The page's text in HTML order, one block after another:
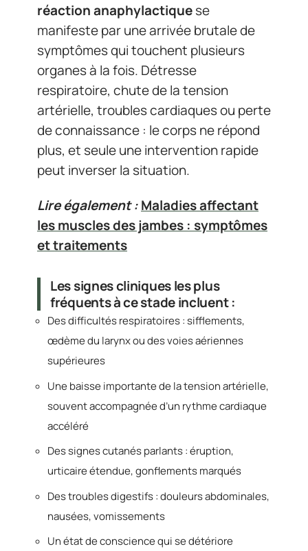
réaction anaphylactiquese
manifeste par une arrivée brutale de
symptômes qui touchent plusieurs
organes à la fois. Détresse
respiratoire, chute de la tension
artérielle, troubles cardiaques ou perte
de connaissance : le corps ne répond
plus, et seule une intervention rapide
peut inverser la situation.
Lire également :Maladies affectant
les muscles des jambes : symptômes
et traitements
Les signes cliniques les plus
fréquents à ce stade incluent :
Des difficultés respiratoires : sifflements,
œdème du larynx ou des voies aériennes
supérieures
Une baisse importante de la tension artérielle,
souvent accompagnée d’un rythme cardiaque
accéléré
Des signes cutanés parlants : éruption,
urticaire étendue, gonflements marqués
Des troubles digestifs : douleurs abdominales,
nausées, vomissements
Un état de conscience qui se détériore